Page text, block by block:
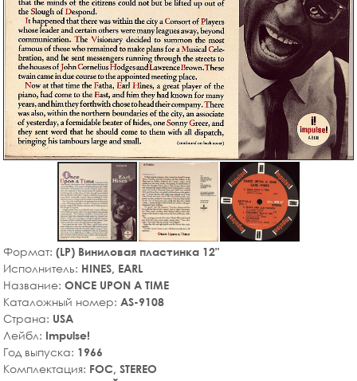
Формат: (LP) Виниловая пластинка 12"
Исполнитель: HINES, EARL
Название: ONCE UPON A TIME
Каталожный номер: AS-9108
Страна: USA
Лейбл: Impulse!
Год выпуска: 1966
Комплектация: FOC, STEREO